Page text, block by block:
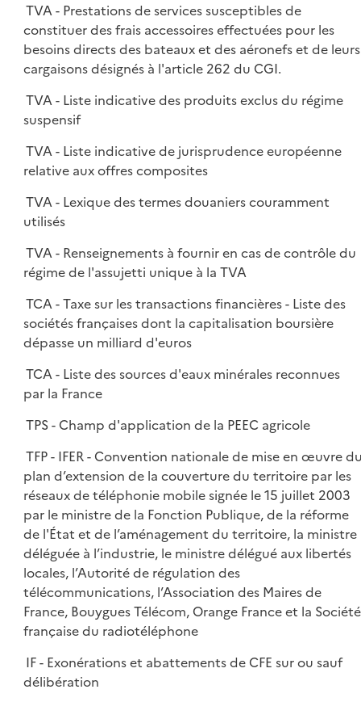
TVA - Prestations de services susceptibles de
constituer des frais accessoires effectuées pour les
besoins directs des bateaux et des aéronefs et de leurs
cargaisons désignés à l'article 262 du CGI.
TVA - Liste indicative des produits exclus du régime
suspensif
TVA - Liste indicative de jurisprudence européenne
relative aux offres composites
TVA - Lexique des termes douaniers couramment
utilisés
TVA - Renseignements à fournir en cas de contrôle du
régime de l'assujetti unique à la TVA
TCA - Taxe sur les transactions financières - Liste des
sociétés françaises dont la capitalisation boursière
dépasse un milliard d'euros
TCA - Liste des sources d'eaux minérales reconnues
par la France
TPS - Champ d'application de la PEEC agricole
TFP - IFER - Convention nationale de mise en œuvre
plan d’extension de la couverture du territoire par les
réseaux de téléphonie mobile signée le 15 juillet 2003
par le ministre de la Fonction Publique, de la réforme
de l'État et de l’aménagement du territoire, la ministre
déléguée à l’industrie, le ministre délégué aux libertés
locales, l’Autorité de régulation des
télécommunications, l’Association des Maires de
France, Bouygues Télécom, Orange France et la Société
française du radiotéléphone
IF - Exonérations et abattements de CFE sur ou sauf
délibération